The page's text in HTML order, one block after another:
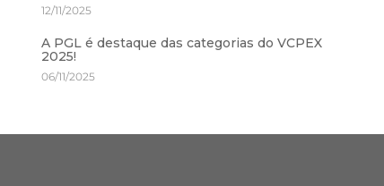
12/11/2025
A PGL é destaque das categorias do VCPEX
2025!
06/11/2025